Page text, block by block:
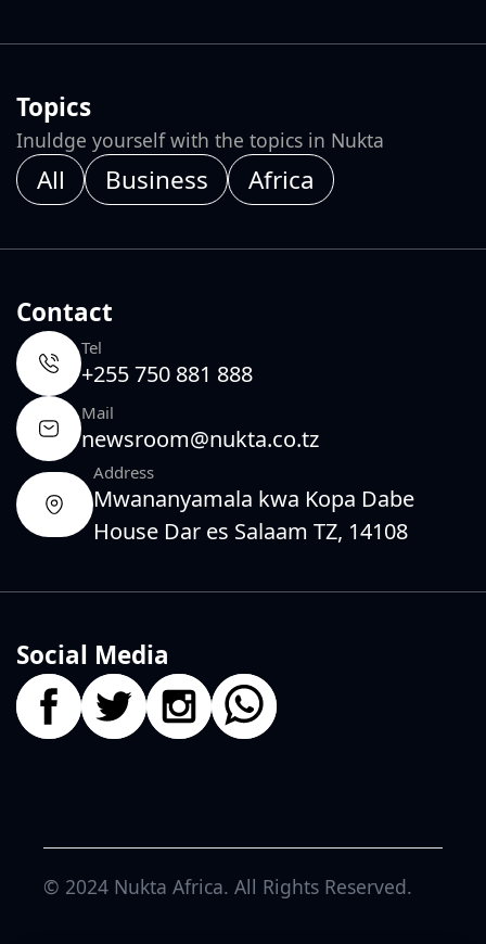
Topics
Inuldge yourself with the topics in Nukta
All Business Africa
Contact
Tel
+255 750 881 888
Mail
newsroom@nukta.co.tz
Address
Mwananyamala kwa Kopa Dabe
House Dar es Salaam TZ, 14108
Social Media
© 2024 Nukta Africa. All Rights Reserved.